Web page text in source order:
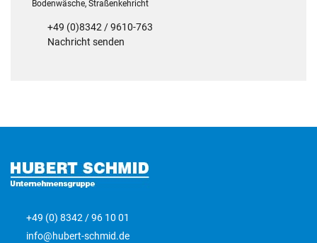
Bodenwäsche, Straßenkehricht
+49 (0)8342 / 9610-763
Nachricht senden
+49 (0) 8342 / 96 10 01
info@hubert-schmid.de